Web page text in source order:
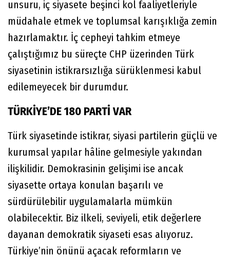
unsuru, iç siyasete beşinci kol faaliyetleriyle
müdahale etmek ve toplumsal karışıklığa zemin
hazırlamaktır. İç cepheyi tahkim etmeye
çalıştığımız bu süreçte CHP üzerinden Türk
siyasetinin istikrarsızlığa sürüklenmesi kabul
edilemeyecek bir durumdur.
TÜRKİYE’DE 180 PARTİ VAR
Türk siyasetinde istikrar, siyasi partilerin güçlü ve
kurumsal yapılar hâline gelmesiyle yakından
ilişkilidir. Demokrasinin gelişimi ise ancak
siyasette ortaya konulan başarılı ve
sürdürülebilir uygulamalarla mümkün
olabilecektir. Biz ilkeli, seviyeli, etik değerlere
dayanan demokratik siyaseti esas alıyoruz.
Türkiye’nin önünü açacak reformların ve